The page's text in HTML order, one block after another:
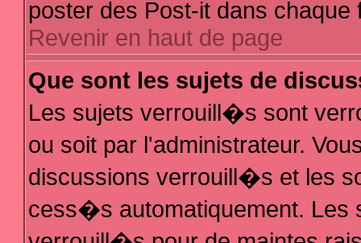
poster des Post-it dans chaque
Revenir en haut de page
Que sont les sujets de
Les sujets verrouill�s sont
ou soit par l'administrateur.
discussions verrouill�s et les
cess�s automatiquement.